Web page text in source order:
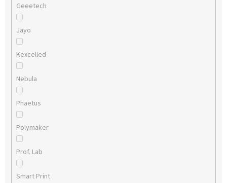
Geeetech
Jayo
Kexcelled
Nebula
Phaetus
Polymaker
Prof. Lab
Smart Print